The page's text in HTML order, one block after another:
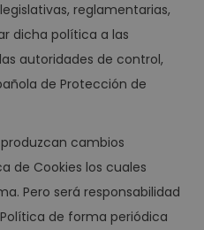
reglamentarias,
dicha política a las
autoridades de control,
de Protección de
cambios
de Cookies los cuales
Pero será responsabilidad
de forma periódica